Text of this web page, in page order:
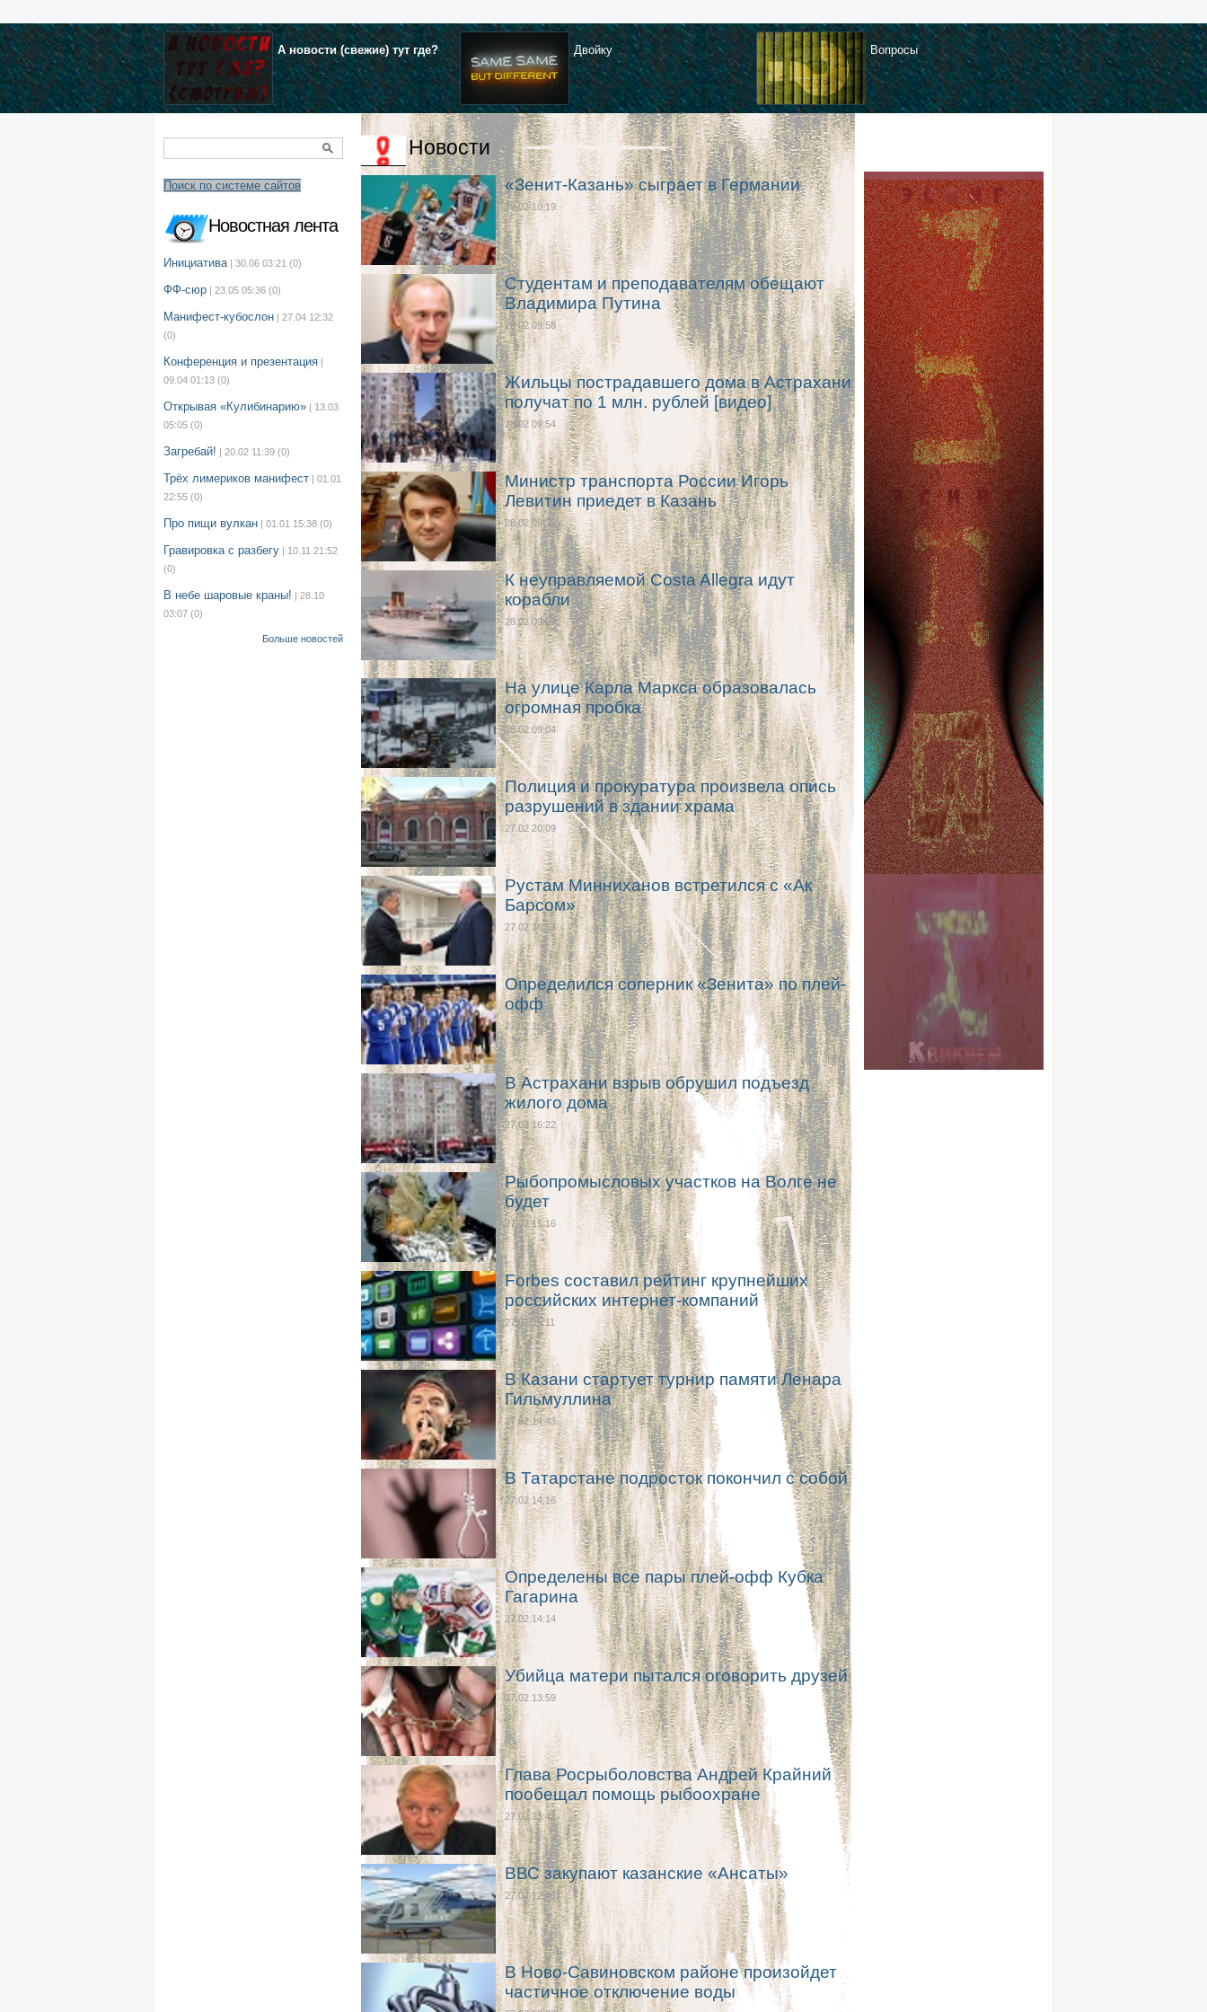
А новости (свежие) тут где? Двойку Вопросы
Поиск по системе сайтов
Новостная лента
Инициатива | 30.06 03:21 (0)
ФФ-сюр | 23.05 05:36 (0)
Манифест-кубослон | 27.04 12:32
(0)
Конференция и презентация |
09.04 01:13 (0)
Открывая «Кулибинарию» | 13.03
05:05 (0)
Загребай! | 20.02 11:39 (0)
Трёх лимериков манифест | 01.01
22:55 (0)
Про пищи вулкан | 01.01 15:38 (0)
Гравировка с разбегу | 10.11 21:52
(0)
В небе шаровые краны! | 28.10
03:07 (0)
Больше новостей
Новости
«Зенит-Казань» сыграет в Германии
28.02 10:19
Студентам и преподавателям обещают
Владимира Путина
28.02 09:58
Жильцы пострадавшего дома в Астрахани
получат по 1 млн. рублей [видео]
28.02 09:54
Министр транспорта России Игорь
Левитин приедет в Казань
28.02 09:35
К неуправляемой Costa Allegra идут
корабли
28.02 09:27
На улице Карла Маркса образовалась
огромная пробка
28.02 09:04
Полиция и прокуратура произвела опись
разрушений в здании храма
27.02 20:09
Рустам Минниханов встретился с «Ак
Барсом»
27.02 16:53
Определился соперник «Зенита» по плей-
офф
27.02 16:42
В Астрахани взрыв обрушил подъезд
жилого дома
27.02 16:22
Рыбопромысловых участков на Волге не
будет
27.02 15:16
Forbes составил рейтинг крупнейших
российских интернет-компаний
27.02 15:11
В Казани стартует турнир памяти Ленара
Гильмуллина
27.02 14:43
В Татарстане подросток покончил с собой
27.02 14:16
Определены все пары плей-офф Кубка
Гагарина
27.02 14:14
Убийца матери пытался оговорить друзей
27.02 13:59
Глава Росрыболовства Андрей Крайний
пообещал помощь рыбоохране
27.02 13:42
ВВС закупают казанские «Ансаты»
27.02 12:46
В Ново-Савиновском районе произойдет
частичное отключение воды